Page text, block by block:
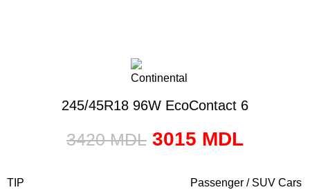
245/45R18 96W EcoContact 6
3420MDL 3015 MDL
TIP Passenger / SUV Cars